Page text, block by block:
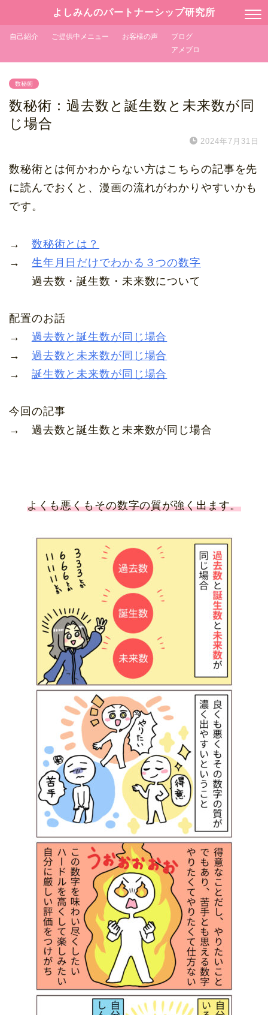
よしみんのパートナーシップ研究所
自己紹介 ご提供中メニュー お客様の声
ブログ
アメブロ
数秘術
数秘術：過去数と誕生数と未来数が同
じ場合
2024年7月31日
数秘術とは何かわからない方はこちらの記事を先
に読んでおくと、漫画の流れがわかりやすいかも
です。
→ 数秘術とは？
→ 生年月日だけでわかる３つの数字
過去数・誕生数・未来数について
配置のお話
→ 過去数と誕生数が同じ場合
→ 過去数と未来数が同じ場合
→ 誕生数と未来数が同じ場合
今回の記事
→ 過去数と誕生数と未来数が同じ場合
よくも悪くもその数字の質が強く出ます。